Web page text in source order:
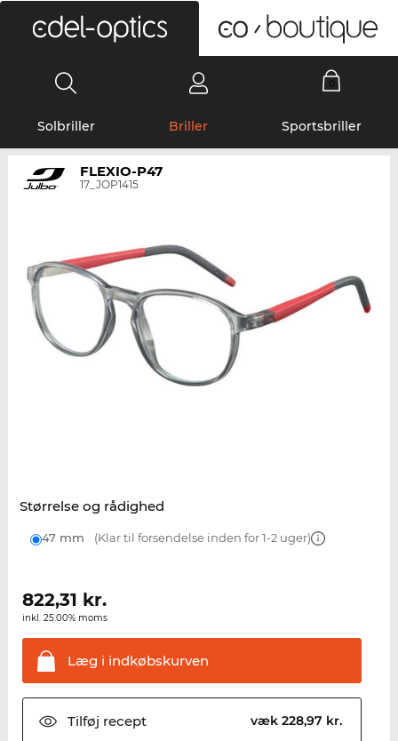
Solbriller Briller Sportsbriller
FLEXIO-P47
17_JOP1415
Størrelse og rådighed
47 mm (Klar til forsendelse inden for 1-2 uger)
822,31 kr.
inkl. 25.00% moms
Læg i indkøbskurven
Tilføj recept væk 228,97 kr.